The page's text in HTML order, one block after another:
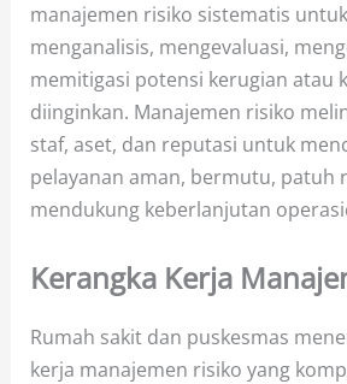
manajemen risiko sistematis
menganalisis, mengevaluasi,
memitigasi potensi kerugian atau
diinginkan. Manajemen risiko
staf, aset, dan reputasi untuk
pelayanan aman, bermutu, patuh
mendukung keberlanjutan
Kerangka Kerja
Rumah sakit dan puskesmas
kerja manajemen risiko yang